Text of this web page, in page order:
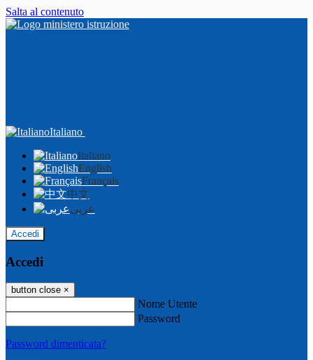
Salta al contenuto
Italiano
Italiano
English
Français
中文
عربى
Accedi
Accedi
button close ×
Nome Utente
Password
Password dimenticata?